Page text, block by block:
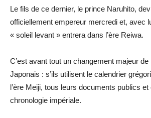
Le fils de ce dernier, le prince Naruhito,
officiellement empereur mercredi et, avec
« soleil levant » entrera dans l’ère Reiwa.
C’est avant tout un changement majeur
Japonais : s’ils utilisent le calendrier
l’ère Meiji, tous leurs documents publics
chronologie impériale.